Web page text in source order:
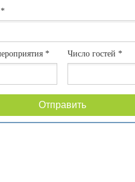
*
* Число гостей*
Отправить